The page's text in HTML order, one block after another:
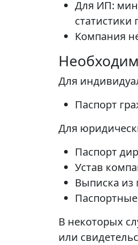
Для ИП:
Компания
Для
Паспорт
Для
Паспорт
Устав
Выписка из
В некоторых
или